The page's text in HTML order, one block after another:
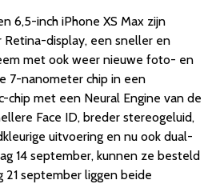
6,5-inch iPhone XS Max zijn
Retina-display, een sneller en
met ook weer nieuwe foto- en
7-nanometer chip in een
chip met een Neural Engine van de
Face ID, breder stereogeluid,
uitvoering en nu ook dual-
14 september, kunnen ze besteld
september liggen beide